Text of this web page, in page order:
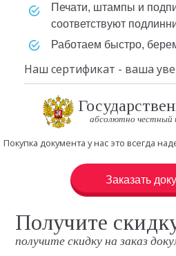
Печати, штампы и подписи
соответствуют
Работаем быстро,
Наш сертификат - ваша
абсолютно честный
Покупка документа у нас это всегда
Заказать
Получите
получите скидку на заказ